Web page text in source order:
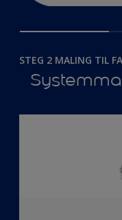
STEG 2 MALING TIL